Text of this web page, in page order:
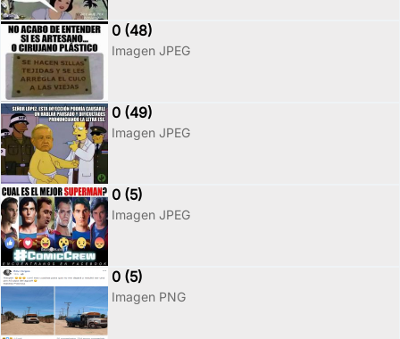
0 (48)
Imagen JPEG
0 (49)
Imagen JPEG
0 (5)
Imagen JPEG
0 (5)
Imagen PNG